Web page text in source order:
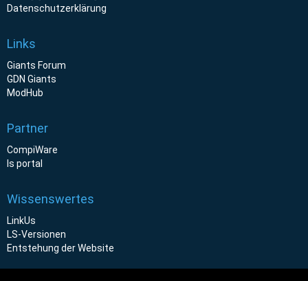
Datenschutzerklärung
Links
Giants Forum
GDN Giants
ModHub
Partner
CompiWare
ls portal
Wissenswertes
LinkUs
LS-Versionen
Entstehung der Website